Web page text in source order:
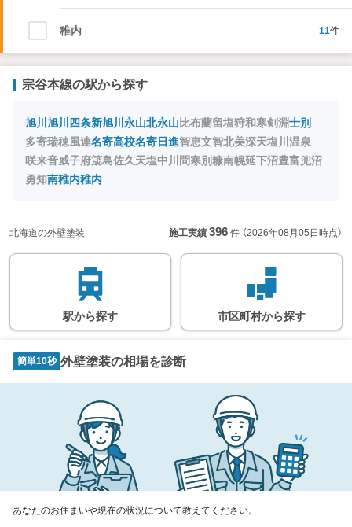
稚内 11件
読み込み中…
始 始発駅 急
急行などの停車駅
連 連絡駅
の情報に関しては、
ださい。
宗谷本線の駅から探す
旭川 旭川四条新旭川 永山北永山 比布蘭留塩狩和寒剣淵士別
多寄瑞穂風連名寄高校名寄日進智恵文智北美深天塩川温泉
咲来音威子府筬島佐久 天塩中川 問寒別糠南幌延下沼豊富兜沼
勇知南稚内稚内
北海道の外壁塗装 施工実績 396 件 （2026年08月05日時点）
駅から探す 市区町村から探す
簡単10秒 外壁塗装の相場を診断
あなたのお住まいや現在の状況について教えてください。